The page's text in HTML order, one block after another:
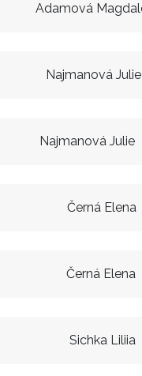
Adamová
Najmanová Julie
Najmanová Julie
Černá Elena
Černá Elena
Sichka Liliia